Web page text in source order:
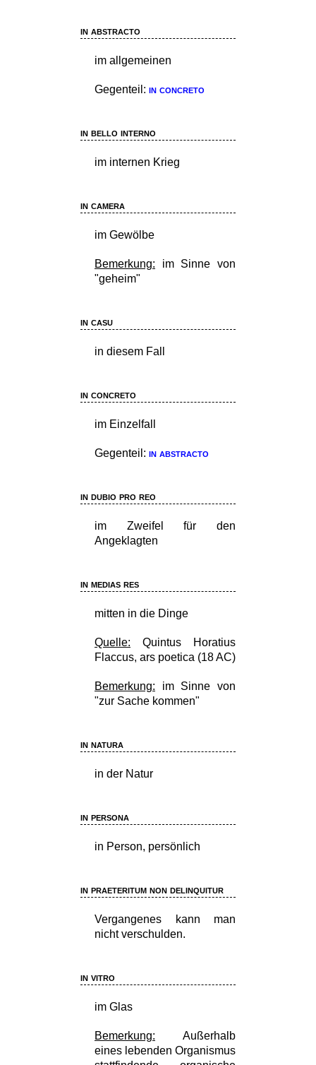
in abstracto
im allgemeinen
Gegenteil: in concreto
in bello interno
im internen Krieg
in camera
im Gewölbe
Bemerkung: im Sinne von
"geheim"
in casu
in diesem Fall
in concreto
im Einzelfall
Gegenteil: in abstracto
in dubio pro reo
im Zweifel für den
Angeklagten
in medias res
mitten in die Dinge
Quelle: Quintus Horatius
Flaccus, ars poetica (18 AC)
Bemerkung: im Sinne von
"zur Sache kommen"
in natura
in der Natur
in persona
in Person, persönlich
in praeteritum non delinquitur
Vergangenes kann man
nicht verschulden.
in vitro
im Glas
Bemerkung: Außerhalb
eines lebenden Organismus